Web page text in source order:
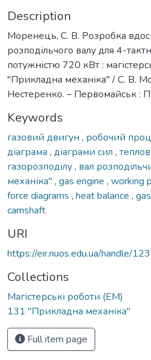
Description
Моренець, С. В. Розробка
розподільчого валу для 4-
потужністю 720 кВт :
''Прикладна механіка'' / С. В.
Нестеренко. – Первомайськ :
Keywords
газовий двигун , робочий
діаграма , діаграми сил ,
газорозподілу, вал
механіка'' , gas engine , working
force diagrams , heat balance ,
camshaft
URI
https://eir.nuos.edu.ua/handle/
Collections
Магістерські роботи (ЕМ)
131 ''Прикладна механіка''
Full item page